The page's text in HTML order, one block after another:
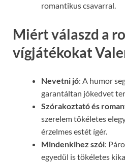
romantikus csavarral.
Miért válaszd a
vígjátékokat
Nevetni jó: A humor
garantáltan jókedvet
Szórakoztató és
szerelem tökéletes
érzelmes estét ígér.
Mindenkihez szól:
egyedül is tökéletes